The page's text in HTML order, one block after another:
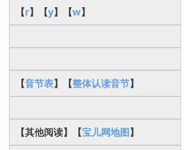
【r】【y】【w】
【音节表】【整体认读音节】
【其他阅读】【宝儿网地图】